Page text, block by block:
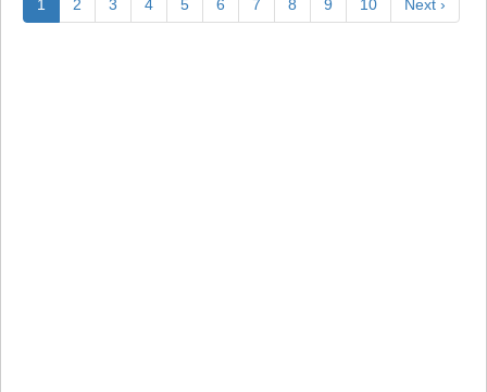
1 2 3 4 5 6 7 8 9 10 Next ›